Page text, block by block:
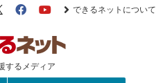
するメディア
X（旧
FacebookYouTube
できるネットについて